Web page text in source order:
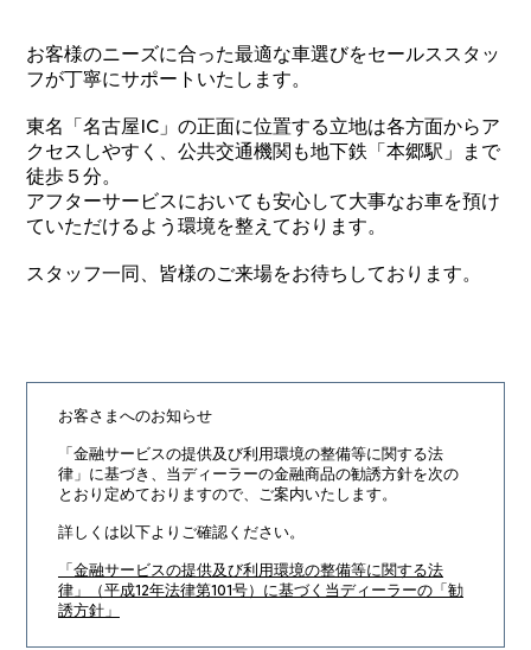
お客様のニーズに合った最適な車選びをセールススタッ
フが丁寧にサポートいたします。
東名「名古屋IC」の正面に位置する立地は各方面からア
クセスしやすく、公共交通機関も地下鉄「本郷駅」まで
徒歩５分。
アフターサービスにおいても安心して大事なお車を預け
ていただけるよう環境を整えております。
スタッフ一同、皆様のご来場をお待ちしております。
お客さまへのお知らせ
「金融サービスの提供及び利用環境の整備等に関する法
律」に基づき、 当ディーラーの金融商品の勧誘方針を次の
とおり定めておりますので、ご案内いたします。
詳しくは以下よりご確認ください。
「金融サービスの提供及び利用環境の整備等に関する法
律」（平成12年法律第101号）に基づく当ディーラーの「勧
誘方針」